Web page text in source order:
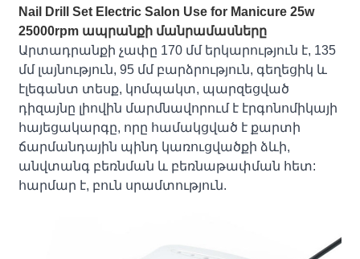
Nail Drill Set Electric Salon Use for Manicure 25w
25000rpm ապրանքի մանրամասները
Արտադրանքի չափը 170 մմ երկարություն է, 135
մմ լայնություն, 95 մմ բարձրություն, գեղեցիկ և
էլեգանտ տեսք, կոմպակտ, պարզեցված
դիզայնը լիովին մարմնավորում է էրգոնոմիկայի
հայեցակարգը, որը համակցված է քարտի
ճարմանդային պինդ կառուցվածքի ձևի,
անվտանգ բեռնման և բեռնաթափման հետ:
հարմար է, բուն սրամտություն.